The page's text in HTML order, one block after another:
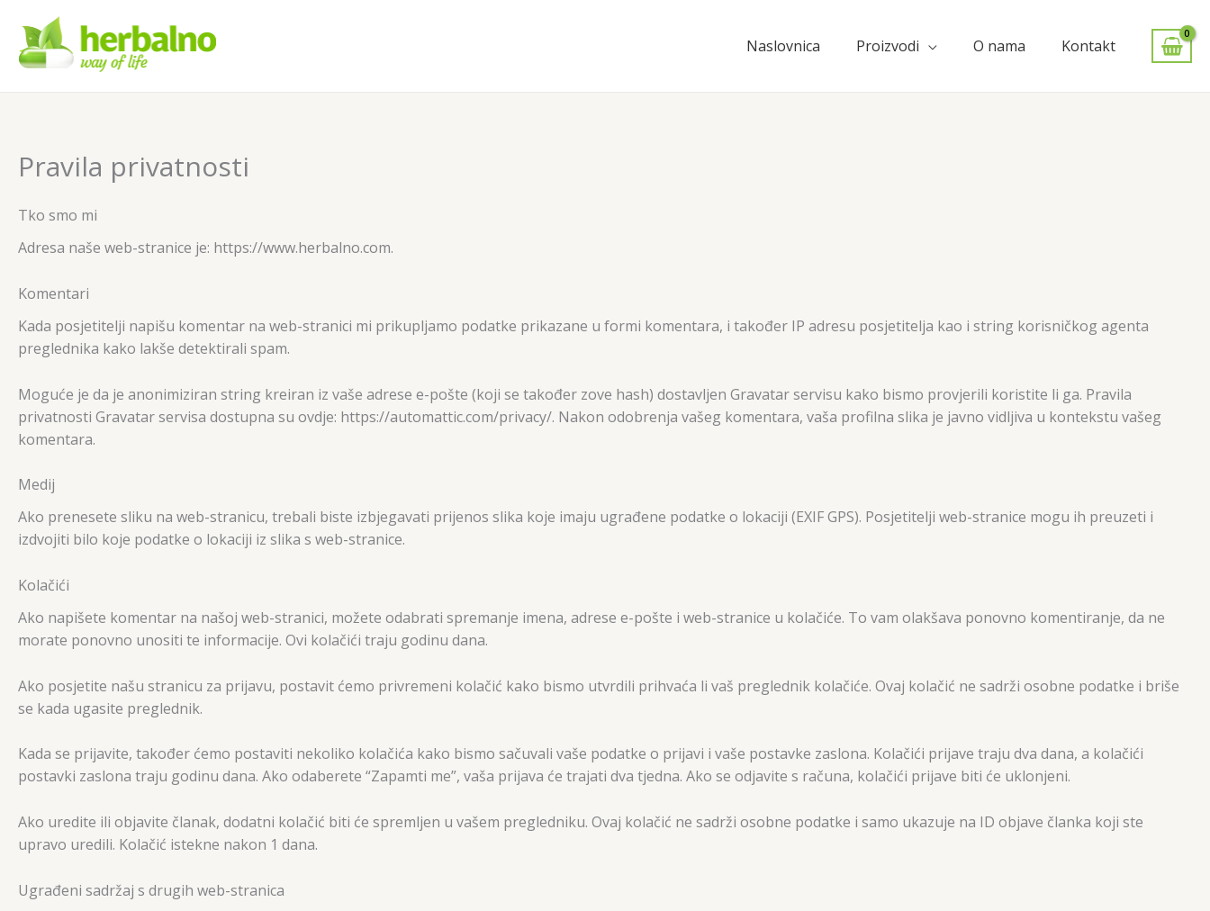
content
Naslovnica Proizvodi O nama Kontakt
Pravila privatnosti
Tko smo mi
Adresa naše web-stranice je: https://www.herbalno.com.
Komentari
Kada posjetitelji napišu komentar na web-stranici mi prikupljamo podatke prikazane u formi komentara, i također IP adresu posjetitelja kao i string korisničkog agenta
preglednika kako lakše detektirali spam.
Moguće je da je anonimiziran string kreiran iz vaše adrese e-pošte (koji se također zove hash) dostavljen Gravatar servisu kako bismo provjerili koristite li ga. Pravila
privatnosti Gravatar servisa dostupna su ovdje: https://automattic.com/privacy/. Nakon odobrenja vašeg komentara, vaša profilna slika je javno vidljiva u kontekstu vašeg
komentara.
Medij
Ako prenesete sliku na web-stranicu, trebali biste izbjegavati prijenos slika koje imaju ugrađene podatke o lokaciji (EXIF GPS). Posjetitelji web-stranice mogu ih preuzeti i
izdvojiti bilo koje podatke o lokaciji iz slika s web-stranice.
Kolačići
Ako napišete komentar na našoj web-stranici, možete odabrati spremanje imena, adrese e-pošte i web-stranice u kolačiće. To vam olakšava ponovno komentiranje, da ne
morate ponovno unositi te informacije. Ovi kolačići traju godinu dana.
Ako posjetite našu stranicu za prijavu, postavit ćemo privremeni kolačić kako bismo utvrdili prihvaća li vaš preglednik kolačiće. Ovaj kolačić ne sadrži osobne podatke i briše
se kada ugasite preglednik.
Kada se prijavite, također ćemo postaviti nekoliko kolačića kako bismo sačuvali vaše podatke o prijavi i vaše postavke zaslona. Kolačići prijave traju dva dana, a kolačići
postavki zaslona traju godinu dana. Ako odaberete “Zapamti me”, vaša prijava će trajati dva tjedna. Ako se odjavite s računa, kolačići prijave biti će uklonjeni.
Ako uredite ili objavite članak, dodatni kolačić biti će spremljen u vašem pregledniku. Ovaj kolačić ne sadrži osobne podatke i samo ukazuje na ID objave članka koji ste
upravo uredili. Kolačić istekne nakon 1 dana.
Ugrađeni sadržaj s drugih web-stranica